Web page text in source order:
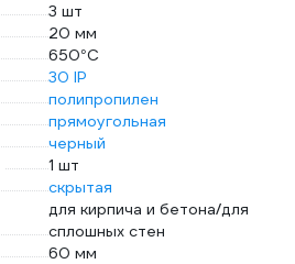
3 шт
20 мм
650°C
30 IP
полипропилен
прямоугольная
черный
1 шт
скрытая
для кирпича и бетона/для
сплошных стен
60 мм